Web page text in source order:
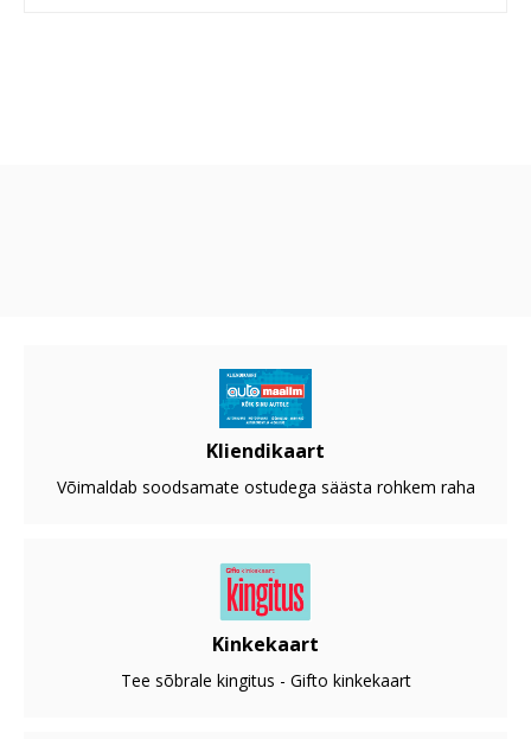
Kliendikaart
Võimaldab soodsamate ostudega säästa rohkem raha
Kinkekaart
Tee sõbrale kingitus - Gifto kinkekaart